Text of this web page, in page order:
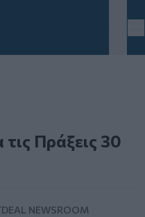
Πράξεις 30
NEWSROOM